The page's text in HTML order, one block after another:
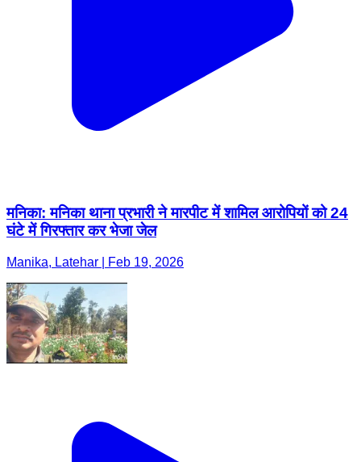
मनिका: मनिका थाना प्रभारी ने मारपीट में शामिल आरोपियों को 24
घंटे में गिरफ्तार कर भेजा जेल
Manika, Latehar | Feb 19, 2026